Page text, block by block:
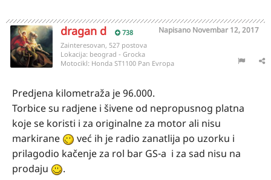
dragan d 738 Napisano Novembar 12, 2017
Zainteresovan, 527 postova
Lokacija: beograd - Grocka
Motocikl: Honda ST1100 Pan Evropa
Predjena kilometraža je 96.000.
Torbice su radjene i šivene od nepropusnog platna
koje se koristi i za originalne za motor ali nisu
markirane
već ih je radio zanatlija po uzorku i
prilagodio kačenje za rol bar GS-a i za sad nisu na
prodaju
.